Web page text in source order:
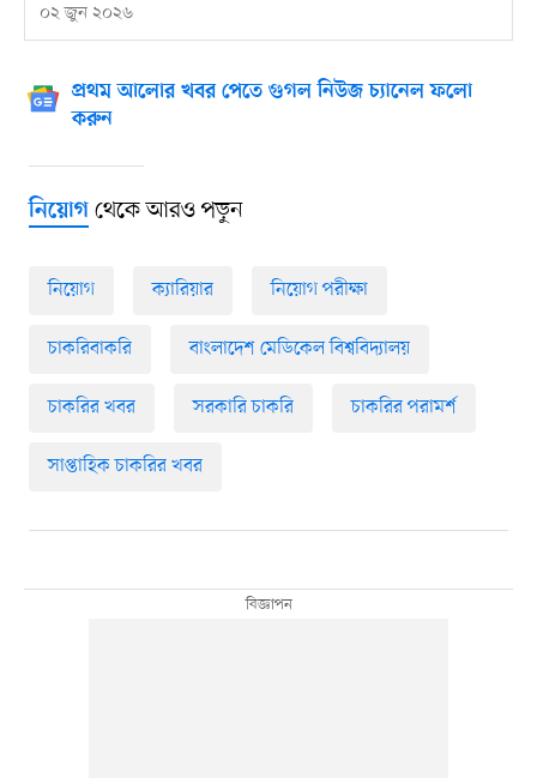
০২ জুন ২০২৬
প্রথম আলোর খবর পেতে গুগল নিউজ চ্যানেল ফলো
করুন
নিয়োগথেকে আরও পড়ুন
নিয়োগ ক্যারিয়ার নিয়োগ পরীক্ষা
চাকরিবাকরি বাংলাদেশ মেডিকেল বিশ্ববিদ্যালয়
চাকরির খবর সরকারি চাকরি চাকরির পরামর্শ
সাপ্তাহিক চাকরির খবর